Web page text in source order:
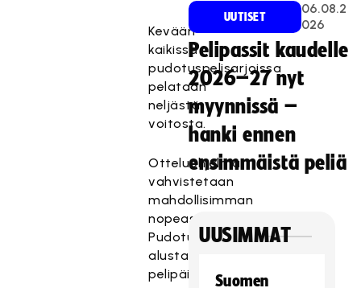
Kevään
kaikissa
pudotuspelisarjoissa
pelataan
neljästä
voitosta.
Otteluohjelma
vahvistetaan
mahdollisimman
nopeasti.
Pudotuspelien
alustavat
pelipäivät
UUTISET
06.08.2
026
Pelipassit kaudelle
2026–27 nyt
myynnissä –
hanki ennen
ensimmäistä peliä
UUSIMMAT
Suomen